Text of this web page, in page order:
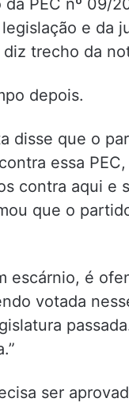
PEC nº 09/
e da
trecho da
depois.
disse que o
essa
contra aqui e
que o
escárnio, é
votada
ser